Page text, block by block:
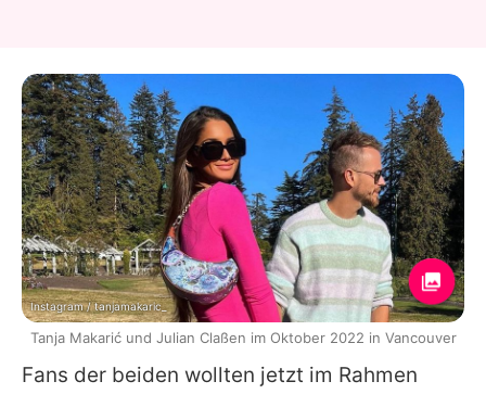
Fans der beiden wollten jetzt im Rahmen
Instagram / tanjamakaric_
Tanja Makarić und Julian Claßen im Oktober 2022 in Vancouver